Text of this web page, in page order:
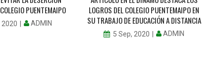
PUENTEMAIPO
ADMIN
LOGROS DEL COLEGIO PUENTEMAIPO EN
SU TRABAJO DE EDUCACIÓN A DISTANCIA
5 Sep, 2020 ADMIN